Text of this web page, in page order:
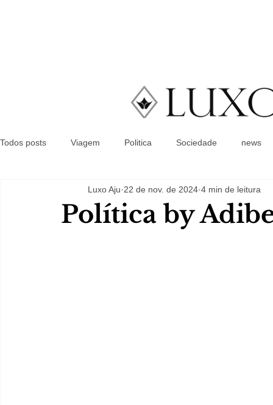
Todos posts Viagem Politica Sociedade news
Política by
Luxo Aju 22 de nov. de 2024 4 min de leitura